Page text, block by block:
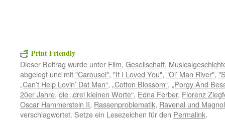
Print Friendly
Dieser Beitrag wurde unter Film, Gesellschaft,
abgelegt und mit"Carousel", "If I Loved You", "Ol’ Man River",
„Can’t Help Lovin’ Dat Man“, „Cotton Blossom“, „Porgy And
20er Jahre, die „drei kleinen Worte“, Edna Ferber, Florenz
Oscar Hammerstein II, Rassenproblematik, Ravenal und
verschlagwortet. Setze ein Lesezeichen für den Permalink.